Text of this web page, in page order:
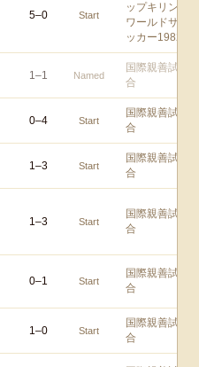
5–0 Start
ップキリン
ワールドサ
ッカー1982
1–1 Named
国際親善試
合
0–4 Start
国際親善試
合
1–3 Start
国際親善試
合
1–3 Start
国際親善試
合
0–1 Start
国際親善試
合
1–0 Start
国際親善試
合